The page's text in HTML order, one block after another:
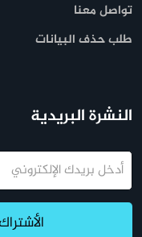
تواصل معنا
طلب حذف البيانات
النشرة البريدية
البريد
الإلكتروني